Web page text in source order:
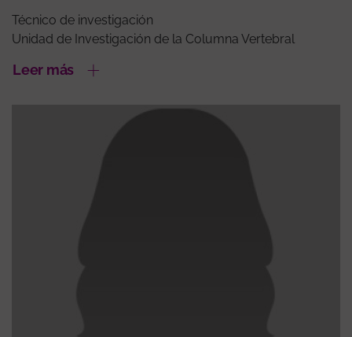
Técnico de investigación
Unidad de Investigación de la Columna Vertebral
Leer más